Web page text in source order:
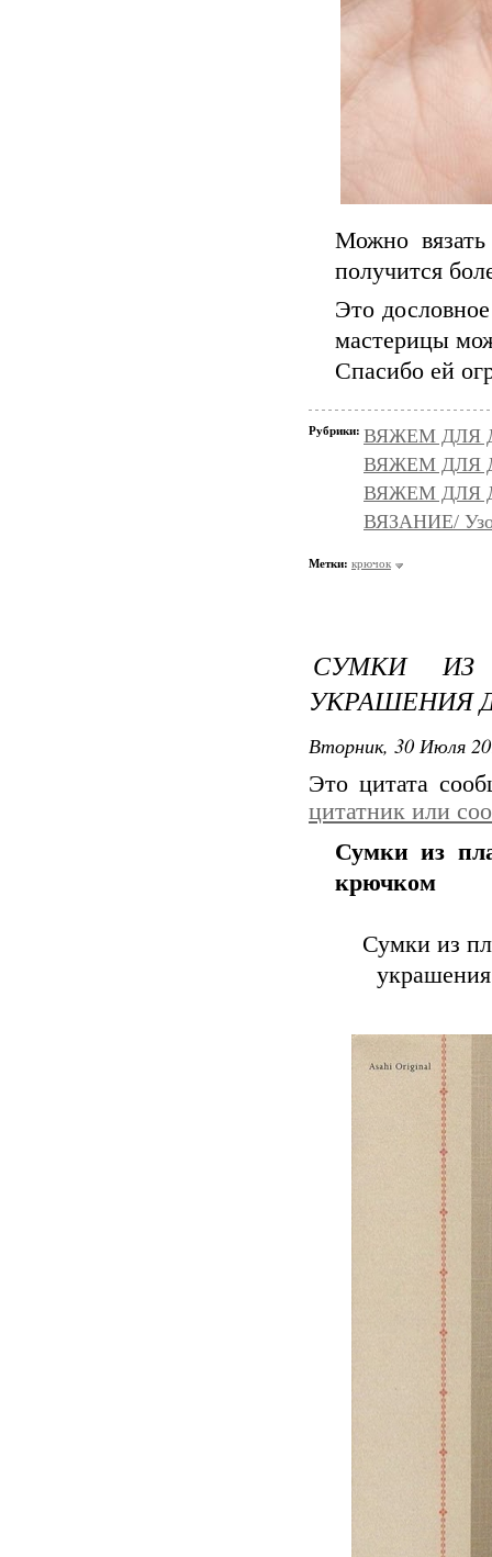
Можно
получится
Это
мастерицы
Спасибо ей
Рубрики: ВЯЖЕМ ДЛЯ
ВЯЖЕМ ДЛЯ
ВЯЖЕМ ДЛЯ
ВЯЗАНИЕ/
Метки: крючок
СУМКИ ИЗ
УКРАШЕНИЯ
Вторник, 30 Июля
Это цитата
цитатник или
Сумки из
крючком
Сумки из